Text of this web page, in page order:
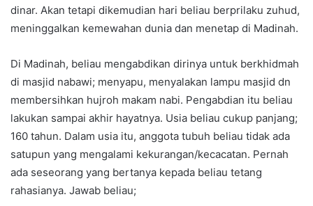
dinar. Akan tetapi dikemudian hari beliau berprilaku zuhud,
meninggalkan kemewahan dunia dan menetap di Madinah.
Di Madinah, beliau mengabdikan dirinya untuk berkhidmah
di masjid nabawi; menyapu, menyalakan lampu masjid dn
membersihkan hujroh makam nabi. Pengabdian itu beliau
lakukan sampai akhir hayatnya. Usia beliau cukup panjang;
160 tahun. Dalam usia itu, anggota tubuh beliau tidak ada
satupun yang mengalami kekurangan/kecacatan. Pernah
ada seseorang yang bertanya kepada beliau tetang
rahasianya. Jawab beliau;